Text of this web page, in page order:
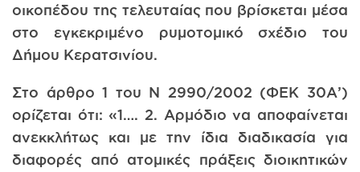
οικοπέδου της τελευταίας που βρίσκεται μέσα
στο εγκεκριμένο ρυμοτομικό σχέδιο του
Δήμου Κερατσινίου.
Στο άρθρο 1 του Ν 2990/2002 (ΦΕΚ 30Α’)
ορίζεται ότι: «1…. 2. Αρμόδιο να αποφαίνεται
ανεκκλήτως και με την ίδια διαδικασία για
διαφορές από ατομικές πράξεις διοικητικών